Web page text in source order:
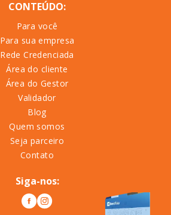
CONTEÚDO:
Para você
Para sua empresa
Rede Credenciada
Área do cliente
Área do Gestor
Validador
Blog
Quem somos
Seja parceiro
Contato
Siga-nos: